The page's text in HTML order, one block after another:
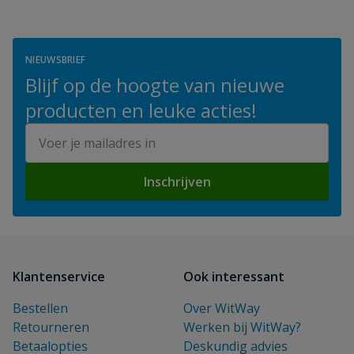
NIEUWSBRIEF
Blijf op de hoogte van nieuwe
producten en leuke acties!
Inschrijven
Klantenservice
Bestellen
Retourneren
Betaalopties
Ook interessant
Over WitWay
Werken bij WitWay?
Deskundig advies